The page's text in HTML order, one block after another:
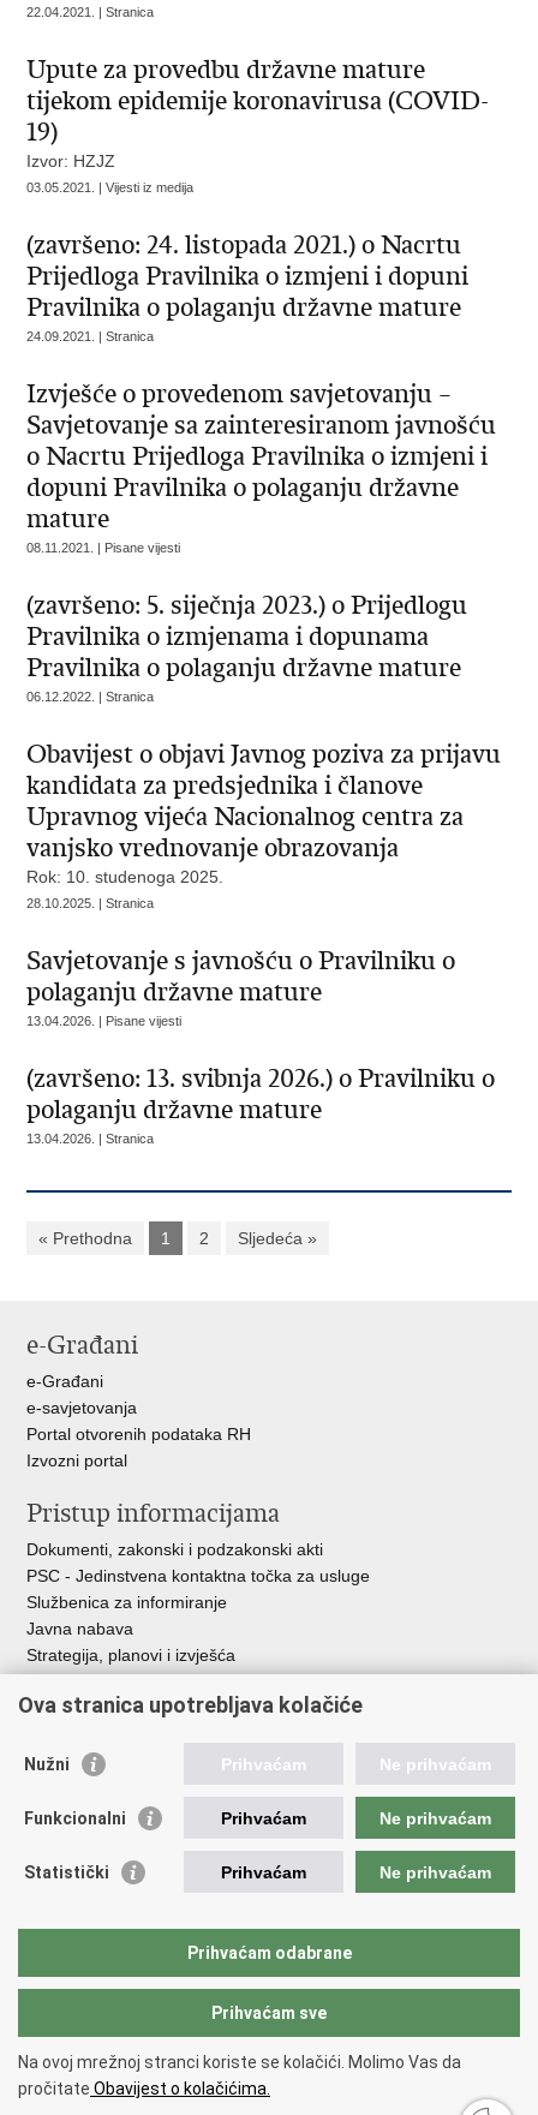
22.04.2021. | Stranica
Upute za provedbu državne mature
tijekom epidemije koronavirusa (COVID-
19)
Izvor: HZJZ
03.05.2021. | Vijesti iz medija
(završeno: 24. listopada 2021.) o Nacrtu
Prijedloga Pravilnika o izmjeni i dopuni
Pravilnika o polaganju državne mature
24.09.2021. | Stranica
Izvješće o provedenom savjetovanju −
Savjetovanje sa zainteresiranom javnošću
o Nacrtu Prijedloga Pravilnika o izmjeni i
dopuni Pravilnika o polaganju državne
mature
08.11.2021. | Pisane vijesti
(završeno: 5. siječnja 2023.) o Prijedlogu
Pravilnika o izmjenama i dopunama
Pravilnika o polaganju državne mature
06.12.2022. | Stranica
Obavijest o objavi Javnog poziva za prijavu
kandidata za predsjednika i članove
Upravnog vijeća Nacionalnog centra za
vanjsko vrednovanje obrazovanja
Rok: 10. studenoga 2025.
28.10.2025. | Stranica
Savjetovanje s javnošću o Pravilniku o
polaganju državne mature
13.04.2026. | Pisane vijesti
(završeno: 13. svibnja 2026.) o Pravilniku o
polaganju državne mature
13.04.2026. | Stranica
« Prethodna 1 2 Sljedeća »
e-Građani
e-Građani
e-savjetovanja
Portal otvorenih podataka RH
Izvozni portal
Pristup informacijama
Dokumenti, zakonski i podzakonski akti
PSC - Jedinstvena kontaktna točka za usluge
Službenica za informiranje
Javna nabava
Strategija, planovi i izvješća
Korisne poveznice
Vlada RH
ASOO
CARNET
Copyright © 2026 Ministarstvo znanosti, obrazovanja i mladih.
korištenjaIzjava o pristupačnosti
Ova stranica upotrebljava kolačiće
Nužni Prihvaćam Ne prihvaćam
Funkcionalni Prihvaćam Ne prihvaćam
Statistički Prihvaćam Ne prihvaćam
Prihvaćam odabrane
Prihvaćam sve
Na ovoj mrežnoj stranci koriste se kolačići. Molimo Vas da
pročitate Obavijest o kolačićima.